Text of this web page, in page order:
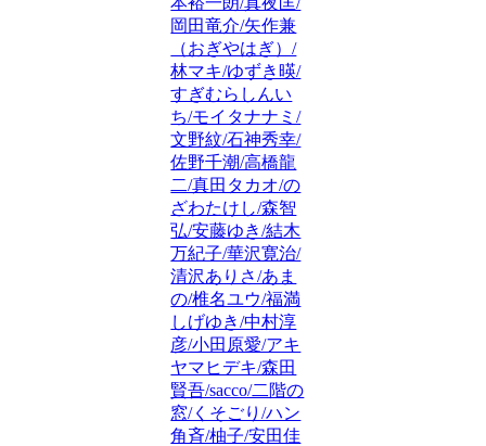
岡田竜介/矢作兼
（おぎやはぎ）/
林マキ/ゆずき暎/
すぎむらしんい
ち/モイタナナミ/
文野紋/石神秀幸/
佐野千潮/高橋龍
二/真田タカオ/の
ざわたけし/森智
弘/安藤ゆき/結木
万紀子/華沢寛治/
清沢ありさ/あま
の/椎名ユウ/福満
しげゆき/中村淳
彦/小田原愛/アキ
ヤマヒデキ/森田
賢吾/sacco/二階の
窓/くそごり/ハン
角斉/柚子/安田佳